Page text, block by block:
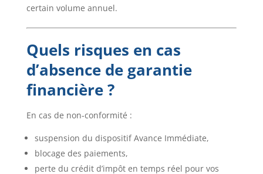
certain volume annuel.
Quels risques en cas
d’absence de garantie
financière ?
En cas de non-conformité :
suspension du dispositif Avance Immédiate,
blocage des paiements,
perte du crédit d’impôt en temps réel pour vos